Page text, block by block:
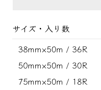
サイズ・入り数
38mm×50m / 36R
50mm×50m / 30R
75mm×50m / 18R